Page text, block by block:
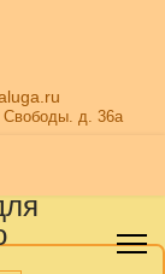
Свободы. д. 36а